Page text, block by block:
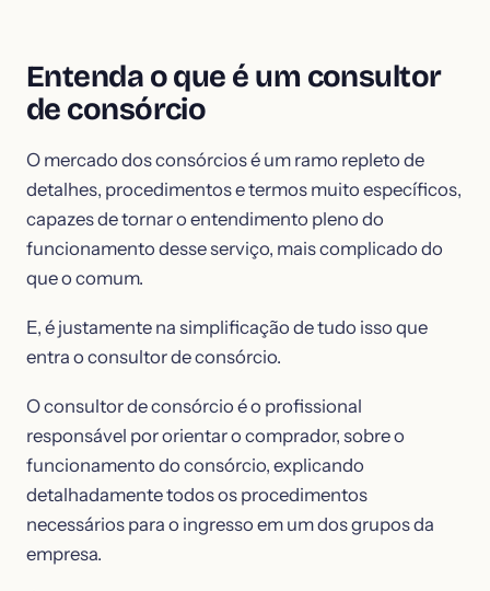
Entenda o que é um consultor
de consórcio
O mercado dos consórcios é um ramo repleto de
detalhes, procedimentos e termos muito específicos,
capazes de tornar o entendimento pleno do
funcionamento desse serviço, mais complicado do
que o comum.
E, é justamente na simplificação de tudo isso que
entra o consultor de consórcio.
O consultor de consórcio é o profissional
responsável por orientar o comprador, sobre o
funcionamento do consórcio, explicando
detalhadamente todos os procedimentos
necessários para o ingresso em um dos grupos da
empresa.